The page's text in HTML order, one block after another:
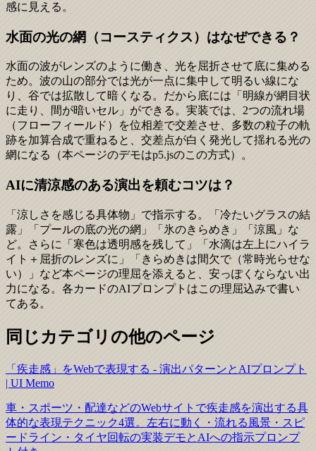
感に見える。
水面の光の網（コースティクス）はなぜできる？
水面の波がレンズのように働き、光を屈折させて底に集める
ため。波の山の部分では光が一点に集中して明るい線にな
り、谷では拡散して暗くなる。だから底には「明線が網目状
に走り、間が暗いセル」ができる。実装では、2つの流れ場
（フローフィールド）を位相差で交差させ、多数の粒子の軌
跡を加算合成で重ねると、交差点が白く発光して揺れる光の
網になる（本ページのデモはp5.jsのこの方式）。
AIに清涼感のある演出を頼むコツは？
「涼しさを感じる具体物」で指示する。「冷たいグラスの結
露」「プールの底の光の網」「氷のきらめき」「涼風」な
ど。さらに「寒色は透明感を残して」「水滴は左上にハイラ
イト＋屈折のレンズに」「きらめきは間欠で（常時光らせな
い）」など本ページの理屈を添えると、安っぽくならない出
力になる。各カードのAIプロンプトはこの理屈込みで書い
てある。
同じカテゴリの他のページ
「疾走感」をWebで表現する - 演出パターンとAIプロンプト
| UI Memo
車・スポーツ・配達などのWebサイトで疾走感を演出する具
体的な表現テクニック4選。左右に動く・流れる風景・スピ
ードライン・タイヤ回転の実装デモとAIへの指示プロンプ